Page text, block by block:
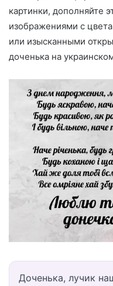
картинки, дополняйте
изображениями с
или изысканными
доченька на
Доченька, лучик